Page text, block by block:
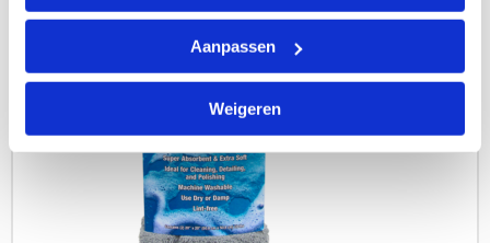
Aanpassen
Weigeren